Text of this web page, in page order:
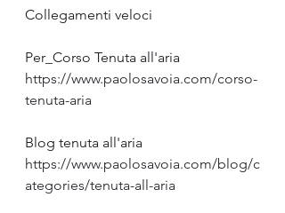
Collegamenti veloci
Per_Corso Tenuta all'aria
https://www.paolosavoia.com/corso-
tenuta-aria
Blog tenuta all'aria
https://www.paolosavoia.com/blog/c
ategories/tenuta-all-aria